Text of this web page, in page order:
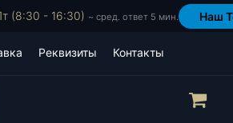
(8:30 - 16:30) ~ сред. ответ 5 мин. Наш
Реквизиты Контакты